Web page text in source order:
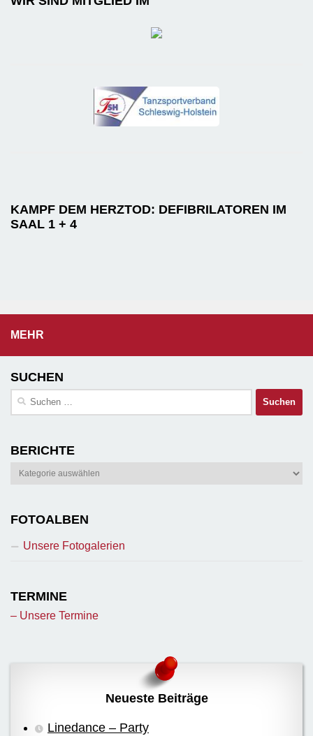
KAMPF DEM HERZTOD: DEFIBRILATOREN IM
SAAL 1 + 4
MEHR
SUCHEN
Suchen
BERICHTE
Berichte
FOTOALBEN
Unsere Fotogalerien
TERMINE
– Unsere Termine
Neueste Beiträge
Linedance – Party